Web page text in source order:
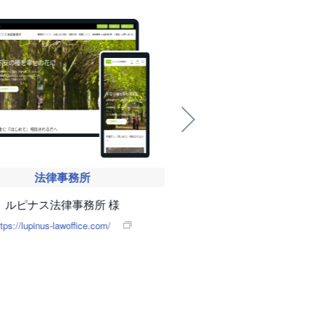
法律事務所
ルピナス法律事務所 様
lupinus-lawoffice.com/